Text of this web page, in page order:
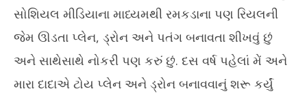
સોશિયલ મીડિયાના માધ્યમથી રમકડાના પણ રિયલની
જેમ ઊડતા પ્લેન, ડ્રોન અને પતંગ બનાવતા શીખવું છું
અને સાથેસાથે નોકરી પણ કરું છું. દસ વર્ષ પહેલાં મેં અને
મારા દાદાએ ટોય પ્લેન અને ડ્રોન બનાવવાનું શરૂ કર્યું